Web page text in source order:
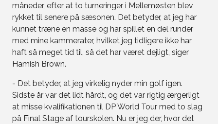
måneder, efter at to turneringer i Mellemøsten blev
rykket til senere på sæsonen. Det betyder, at jeg har
kunnet træne en masse og har spillet en del runder
med mine kammerater, hvilket jeg tidligere ikke har
haft så meget tid til, så det har været dejligt, siger
Hamish Brown.
- Det betyder, at jeg virkelig nyder min golf igen.
Sidste år var det lidt hårdt, og det var rigtig ærgerligt
at misse kvalifikationen til DP World Tour med to slag
på Final Stage af tourskolen. Nu er jeg der, hvor det